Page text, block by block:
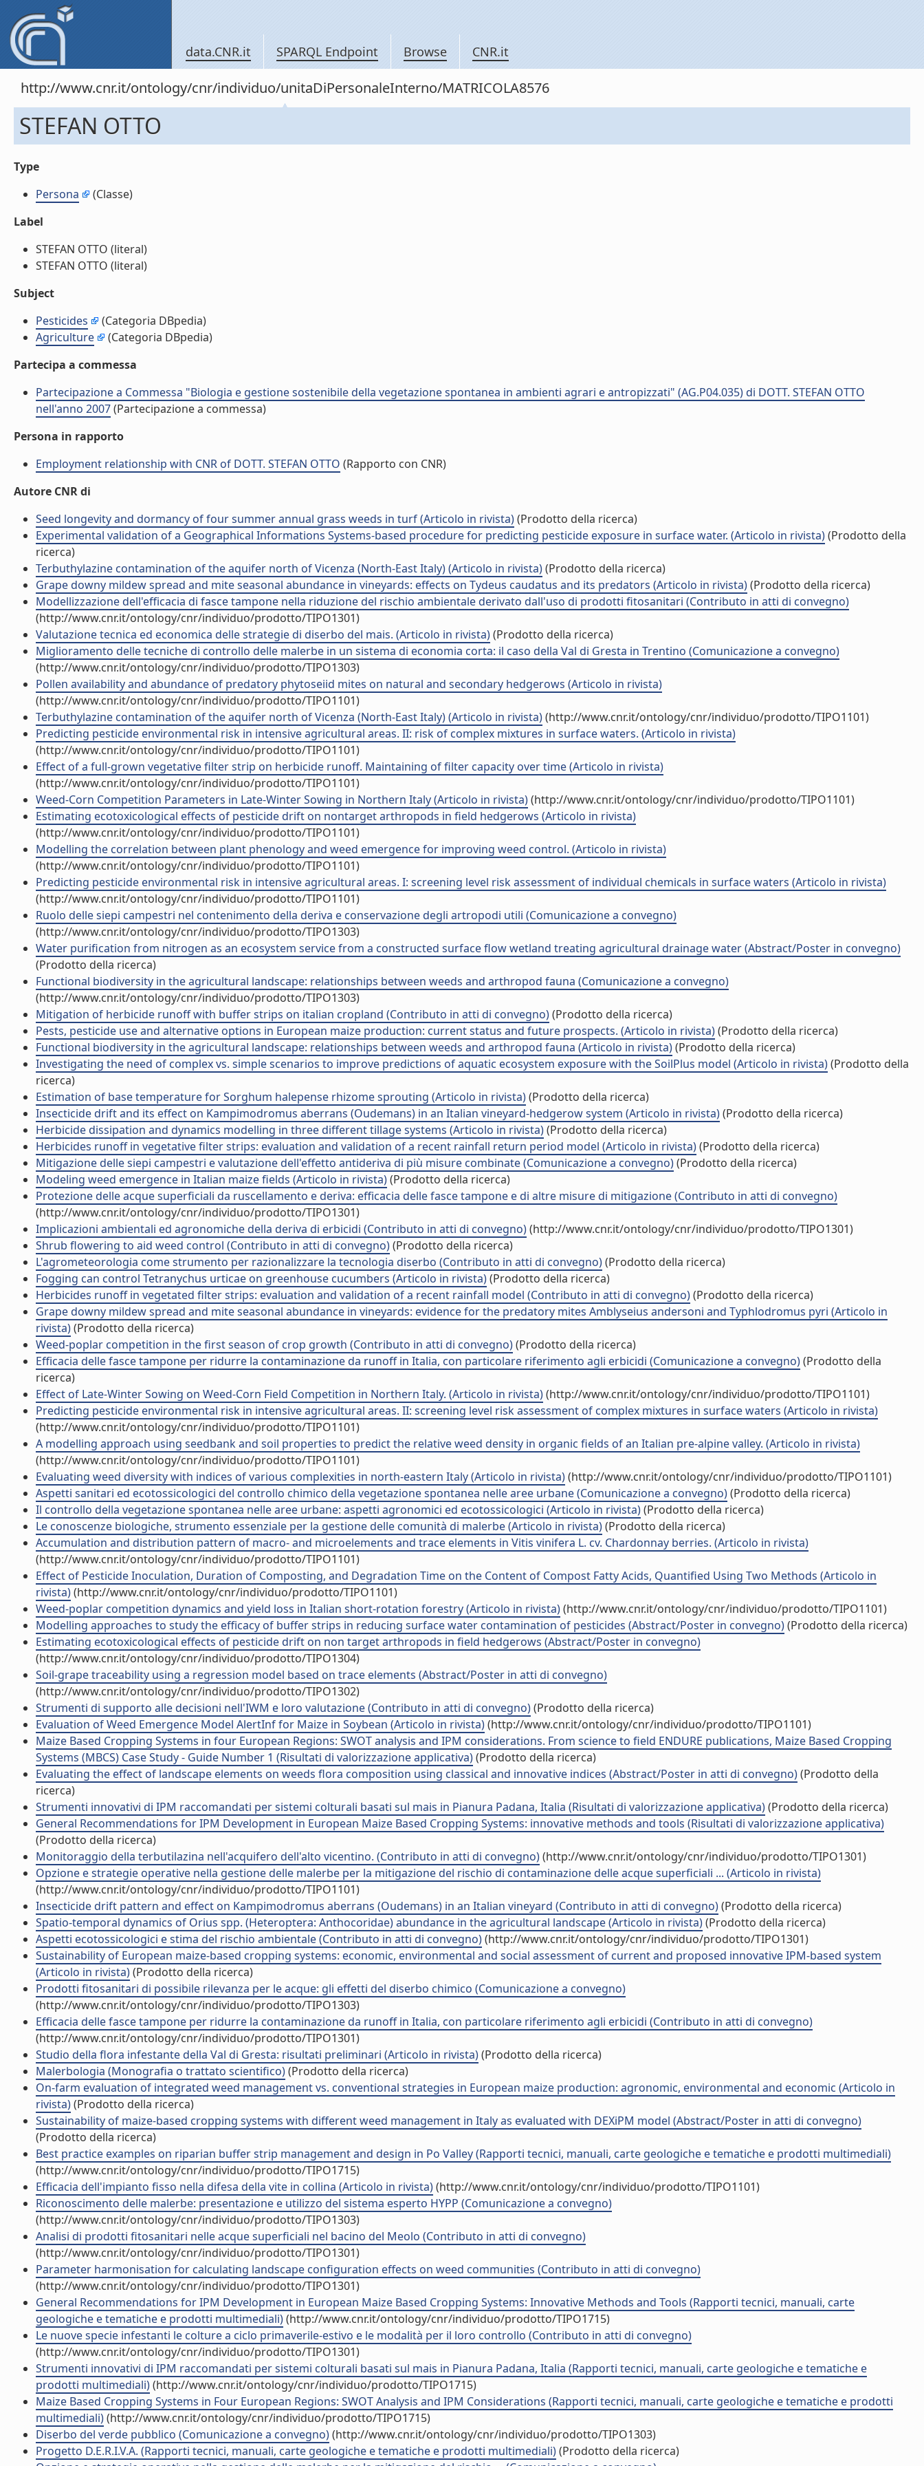
data.CNR.it SPARQL Endpoint Browse CNR.it
http://www.cnr.it/ontology/cnr/individuo/unitaDiPersonaleInterno/MATRICOLA8576
STEFAN OTTO
Type
Persona
(Classe)
Label
STEFAN OTTO (literal)
STEFAN OTTO (literal)
Subject
Pesticides
(Categoria DBpedia)
Agriculture
(Categoria DBpedia)
Partecipa a commessa
Partecipazione a Commessa "Biologia e gestione sostenibile della vegetazione spontanea in ambienti agrari e antropizzati" (AG.P04.035) di DOTT. STEFAN OTTO
nell'anno 2007(Partecipazione a commessa)
Persona in rapporto
Employment relationship with CNR of DOTT. STEFAN OTTO (Rapporto con CNR)
Autore CNR di
Seed longevity and dormancy of four summer annual grass weeds in turf (Articolo in rivista)(Prodotto della ricerca)
Experimental validation of a Geographical Informations Systems-based procedure for predicting pesticide exposure in surface water. (Articolo in rivista)(Prodotto della
ricerca)
Terbuthylazine contamination of the aquifer north of Vicenza (North-East Italy) (Articolo in rivista)(Prodotto della ricerca)
Grape downy mildew spread and mite seasonal abundance in vineyards: effects on Tydeus caudatus and its predators (Articolo in rivista)(Prodotto della ricerca)
Modellizzazione dell'efficacia di fasce tampone nella riduzione del rischio ambientale derivato dall'uso di prodotti fitosanitari (Contributo in atti di convegno)
(http://www.cnr.it/ontology/cnr/individuo/prodotto/TIPO1301)
Valutazione tecnica ed economica delle strategie di diserbo del mais. (Articolo in rivista)(Prodotto della ricerca)
Miglioramento delle tecniche di controllo delle malerbe in un sistema di economia corta: il caso della Val di Gresta in Trentino (Comunicazione a convegno)
(http://www.cnr.it/ontology/cnr/individuo/prodotto/TIPO1303)
Pollen availability and abundance of predatory phytoseiid mites on natural and secondary hedgerows (Articolo in rivista)
(http://www.cnr.it/ontology/cnr/individuo/prodotto/TIPO1101)
Terbuthylazine contamination of the aquifer north of Vicenza (North-East Italy) (Articolo in rivista)(http://www.cnr.it/ontology/cnr/individuo/prodotto/TIPO1101)
Predicting pesticide environmental risk in intensive agricultural areas. II: risk of complex mixtures in surface waters. (Articolo in rivista)
(http://www.cnr.it/ontology/cnr/individuo/prodotto/TIPO1101)
Effect of a full-grown vegetative filter strip on herbicide runoff. Maintaining of filter capacity over time (Articolo in rivista)
(http://www.cnr.it/ontology/cnr/individuo/prodotto/TIPO1101)
Weed-Corn Competition Parameters in Late-Winter Sowing in Northern Italy (Articolo in rivista)(http://www.cnr.it/ontology/cnr/individuo/prodotto/TIPO1101)
Estimating ecotoxicological effects of pesticide drift on nontarget arthropods in field hedgerows (Articolo in rivista)
(http://www.cnr.it/ontology/cnr/individuo/prodotto/TIPO1101)
Modelling the correlation between plant phenology and weed emergence for improving weed control. (Articolo in rivista)
(http://www.cnr.it/ontology/cnr/individuo/prodotto/TIPO1101)
Predicting pesticide environmental risk in intensive agricultural areas. I: screening level risk assessment of individual chemicals in surface waters (Articolo in rivista)
(http://www.cnr.it/ontology/cnr/individuo/prodotto/TIPO1101)
Ruolo delle siepi campestri nel contenimento della deriva e conservazione degli artropodi utili (Comunicazione a convegno)
(http://www.cnr.it/ontology/cnr/individuo/prodotto/TIPO1303)
Water purification from nitrogen as an ecosystem service from a constructed surface flow wetland treating agricultural drainage water (Abstract/Poster in convegno)
(Prodotto della ricerca)
Functional biodiversity in the agricultural landscape: relationships between weeds and arthropod fauna (Comunicazione a convegno)
(http://www.cnr.it/ontology/cnr/individuo/prodotto/TIPO1303)
Mitigation of herbicide runoff with buffer strips on italian cropland (Contributo in atti di convegno)(Prodotto della ricerca)
Pests, pesticide use and alternative options in European maize production: current status and future prospects. (Articolo in rivista)(Prodotto della ricerca)
Functional biodiversity in the agricultural landscape: relationships between weeds and arthropod fauna (Articolo in rivista)(Prodotto della ricerca)
Investigating the need of complex vs. simple scenarios to improve predictions of aquatic ecosystem exposure with the SoilPlus model (Articolo in rivista)(Prodotto della
ricerca)
Estimation of base temperature for Sorghum halepense rhizome sprouting (Articolo in rivista)(Prodotto della ricerca)
Insecticide drift and its effect on Kampimodromus aberrans (Oudemans) in an Italian vineyard-hedgerow system (Articolo in rivista)(Prodotto della ricerca)
Herbicide dissipation and dynamics modelling in three different tillage systems (Articolo in rivista)(Prodotto della ricerca)
Herbicides runoff in vegetative filter strips: evaluation and validation of a recent rainfall return period model (Articolo in rivista)(Prodotto della ricerca)
Mitigazione delle siepi campestri e valutazione dell'effetto antideriva di più misure combinate (Comunicazione a convegno)(Prodotto della ricerca)
Modeling weed emergence in Italian maize fields (Articolo in rivista)(Prodotto della ricerca)
Protezione delle acque superficiali da ruscellamento e deriva: efficacia delle fasce tampone e di altre misure di mitigazione (Contributo in atti di convegno)
(http://www.cnr.it/ontology/cnr/individuo/prodotto/TIPO1301)
Implicazioni ambientali ed agronomiche della deriva di erbicidi (Contributo in atti di convegno)(http://www.cnr.it/ontology/cnr/individuo/prodotto/TIPO1301)
Shrub flowering to aid weed control (Contributo in atti di convegno)(Prodotto della ricerca)
L'agrometeorologia come strumento per razionalizzare la tecnologia diserbo (Contributo in atti di convegno)(Prodotto della ricerca)
Fogging can control Tetranychus urticae on greenhouse cucumbers (Articolo in rivista)(Prodotto della ricerca)
Herbicides runoff in vegetated filter strips: evaluation and validation of a recent rainfall model (Contributo in atti di convegno)(Prodotto della ricerca)
Grape downy mildew spread and mite seasonal abundance in vineyards: evidence for the predatory mites Amblyseius andersoni and Typhlodromus pyri (Articolo in
rivista)(Prodotto della ricerca)
Weed-poplar competition in the first season of crop growth (Contributo in atti di convegno)(Prodotto della ricerca)
Efficacia delle fasce tampone per ridurre la contaminazione da runoff in Italia, con particolare riferimento agli erbicidi (Comunicazione a convegno)(Prodotto della
ricerca)
Effect of Late-Winter Sowing on Weed-Corn Field Competition in Northern Italy. (Articolo in rivista)(http://www.cnr.it/ontology/cnr/individuo/prodotto/TIPO1101)
Predicting pesticide environmental risk in intensive agricultural areas. II: screening level risk assessment of complex mixtures in surface waters (Articolo in rivista)
(http://www.cnr.it/ontology/cnr/individuo/prodotto/TIPO1101)
A modelling approach using seedbank and soil properties to predict the relative weed density in organic fields of an Italian pre-alpine valley. (Articolo in rivista)
(http://www.cnr.it/ontology/cnr/individuo/prodotto/TIPO1101)
Evaluating weed diversity with indices of various complexities in north-eastern Italy (Articolo in rivista)(http://www.cnr.it/ontology/cnr/individuo/prodotto/TIPO1101)
Aspetti sanitari ed ecotossicologici del controllo chimico della vegetazione spontanea nelle aree urbane (Comunicazione a convegno)(Prodotto della ricerca)
Il controllo della vegetazione spontanea nelle aree urbane: aspetti agronomici ed ecotossicologici (Articolo in rivista)(Prodotto della ricerca)
Le conoscenze biologiche, strumento essenziale per la gestione delle comunità di malerbe (Articolo in rivista)(Prodotto della ricerca)
Accumulation and distribution pattern of macro- and microelements and trace elements in Vitis vinifera L. cv. Chardonnay berries. (Articolo in rivista)
(http://www.cnr.it/ontology/cnr/individuo/prodotto/TIPO1101)
Effect of Pesticide Inoculation, Duration of Composting, and Degradation Time on the Content of Compost Fatty Acids, Quantified Using Two Methods (Articolo in
rivista)(http://www.cnr.it/ontology/cnr/individuo/prodotto/TIPO1101)
Weed-poplar competition dynamics and yield loss in Italian short-rotation forestry (Articolo in rivista)(http://www.cnr.it/ontology/cnr/individuo/prodotto/TIPO1101)
Modelling approaches to study the efficacy of buffer strips in reducing surface water contamination of pesticides (Abstract/Poster in convegno)(Prodotto della ricerca)
Estimating ecotoxicological effects of pesticide drift on non target arthropods in field hedgerows (Abstract/Poster in convegno)
(http://www.cnr.it/ontology/cnr/individuo/prodotto/TIPO1304)
Soil-grape traceability using a regression model based on trace elements (Abstract/Poster in atti di convegno)
(http://www.cnr.it/ontology/cnr/individuo/prodotto/TIPO1302)
Strumenti di supporto alle decisioni nell'IWM e loro valutazione (Contributo in atti di convegno)(Prodotto della ricerca)
Evaluation of Weed Emergence Model AlertInf for Maize in Soybean (Articolo in rivista)(http://www.cnr.it/ontology/cnr/individuo/prodotto/TIPO1101)
Maize Based Cropping Systems in four European Regions: SWOT analysis and IPM considerations. From science to field ENDURE publications, Maize Based Cropping
Systems (MBCS) Case Study - Guide Number 1 (Risultati di valorizzazione applicativa)(Prodotto della ricerca)
Evaluating the effect of landscape elements on weeds flora composition using classical and innovative indices (Abstract/Poster in atti di convegno)(Prodotto della
ricerca)
Strumenti innovativi di IPM raccomandati per sistemi colturali basati sul mais in Pianura Padana, Italia (Risultati di valorizzazione applicativa)(Prodotto della ricerca)
General Recommendations for IPM Development in European Maize Based Cropping Systems: innovative methods and tools (Risultati di valorizzazione applicativa)
(Prodotto della ricerca)
Monitoraggio della terbutilazina nell'acquifero dell'alto vicentino. (Contributo in atti di convegno)(http://www.cnr.it/ontology/cnr/individuo/prodotto/TIPO1301)
Opzione e strategie operative nella gestione delle malerbe per la mitigazione del rischio di contaminazione delle acque superficiali ... (Articolo in rivista)
(http://www.cnr.it/ontology/cnr/individuo/prodotto/TIPO1101)
Insecticide drift pattern and effect on Kampimodromus aberrans (Oudemans) in an Italian vineyard (Contributo in atti di convegno)(Prodotto della ricerca)
Spatio-temporal dynamics of Orius spp. (Heteroptera: Anthocoridae) abundance in the agricultural landscape (Articolo in rivista)(Prodotto della ricerca)
Aspetti ecotossicologici e stima del rischio ambientale (Contributo in atti di convegno)(http://www.cnr.it/ontology/cnr/individuo/prodotto/TIPO1301)
Sustainability of European maize-based cropping systems: economic, environmental and social assessment of current and proposed innovative IPM-based system
(Articolo in rivista)(Prodotto della ricerca)
Prodotti fitosanitari di possibile rilevanza per le acque: gli effetti del diserbo chimico (Comunicazione a convegno)
(http://www.cnr.it/ontology/cnr/individuo/prodotto/TIPO1303)
Efficacia delle fasce tampone per ridurre la contaminazione da runoff in Italia, con particolare riferimento agli erbicidi (Contributo in atti di convegno)
(http://www.cnr.it/ontology/cnr/individuo/prodotto/TIPO1301)
Studio della flora infestante della Val di Gresta: risultati preliminari (Articolo in rivista)(Prodotto della ricerca)
Malerbologia (Monografia o trattato scientifico)(Prodotto della ricerca)
On-farm evaluation of integrated weed management vs. conventional strategies in European maize production: agronomic, environmental and economic (Articolo in
rivista)(Prodotto della ricerca)
Sustainability of maize-based cropping systems with different weed management in Italy as evaluated with DEXiPM model (Abstract/Poster in atti di convegno)
(Prodotto della ricerca)
Best practice examples on riparian buffer strip management and design in Po Valley (Rapporti tecnici, manuali, carte geologiche e tematiche e prodotti multimediali)
(http://www.cnr.it/ontology/cnr/individuo/prodotto/TIPO1715)
Efficacia dell'impianto fisso nella difesa della vite in collina (Articolo in rivista)(http://www.cnr.it/ontology/cnr/individuo/prodotto/TIPO1101)
Riconoscimento delle malerbe: presentazione e utilizzo del sistema esperto HYPP (Comunicazione a convegno)
(http://www.cnr.it/ontology/cnr/individuo/prodotto/TIPO1303)
Analisi di prodotti fitosanitari nelle acque superficiali nel bacino del Meolo (Contributo in atti di convegno)
(http://www.cnr.it/ontology/cnr/individuo/prodotto/TIPO1301)
Parameter harmonisation for calculating landscape configuration effects on weed communities (Contributo in atti di convegno)
(http://www.cnr.it/ontology/cnr/individuo/prodotto/TIPO1301)
General Recommendations for IPM Development in European Maize Based Cropping Systems: Innovative Methods and Tools (Rapporti tecnici, manuali, carte
geologiche e tematiche e prodotti multimediali)(http://www.cnr.it/ontology/cnr/individuo/prodotto/TIPO1715)
Le nuove specie infestanti le colture a ciclo primaverile-estivo e le modalità per il loro controllo (Contributo in atti di convegno)
(http://www.cnr.it/ontology/cnr/individuo/prodotto/TIPO1301)
Strumenti innovativi di IPM raccomandati per sistemi colturali basati sul mais in Pianura Padana, Italia (Rapporti tecnici, manuali, carte geologiche e tematiche e
prodotti multimediali)(http://www.cnr.it/ontology/cnr/individuo/prodotto/TIPO1715)
Maize Based Cropping Systems in Four European Regions: SWOT Analysis and IPM Considerations (Rapporti tecnici, manuali, carte geologiche e tematiche e prodotti
multimediali)(http://www.cnr.it/ontology/cnr/individuo/prodotto/TIPO1715)
Diserbo del verde pubblico (Comunicazione a convegno)(http://www.cnr.it/ontology/cnr/individuo/prodotto/TIPO1303)
Progetto D.E.R.I.V.A. (Rapporti tecnici, manuali, carte geologiche e tematiche e prodotti multimediali)(Prodotto della ricerca)